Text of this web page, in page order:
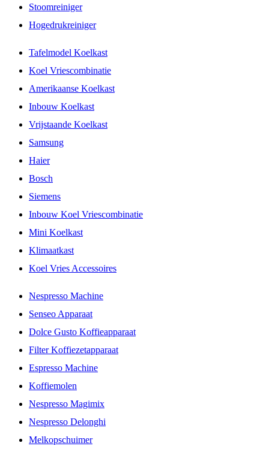
Stoomreiniger
Hogedrukreiniger
Tafelmodel Koelkast
Koel Vriescombinatie
Amerikaanse Koelkast
Inbouw Koelkast
Vrijstaande Koelkast
Samsung
Haier
Bosch
Siemens
Inbouw Koel Vriescombinatie
Mini Koelkast
Klimaatkast
Koel Vries Accessoires
Nespresso Machine
Senseo Apparaat
Dolce Gusto Koffieapparaat
Filter Koffiezetapparaat
Espresso Machine
Koffiemolen
Nespresso Magimix
Nespresso Delonghi
Melkopschuimer